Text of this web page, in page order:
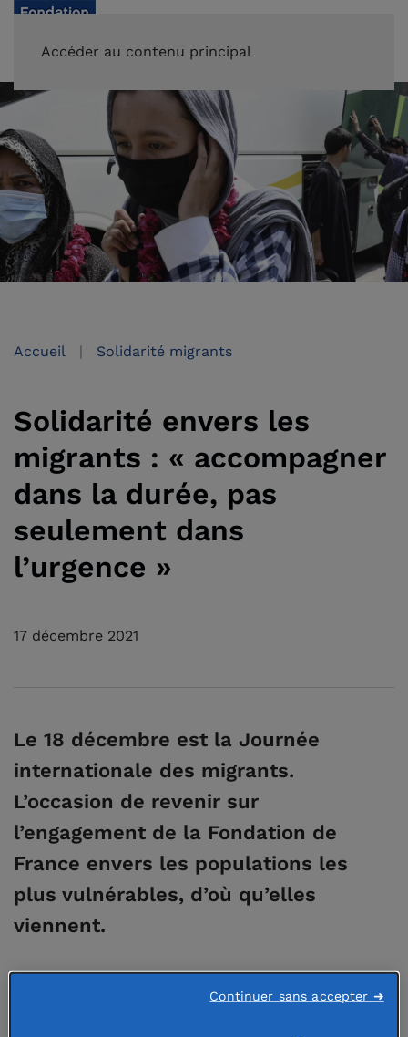
Accéder au contenu principal
Accueil Solidarité migrants
Solidarité envers les
migrants : « accompagner
dans la durée, pas
seulement dans
l’urgence »
17 décembre 2021
Le 18 décembre est la Journée
internationale des migrants.
L’occasion de revenir sur
l’engagement de la Fondation de
France envers les populations les
plus vulnérables, d’où qu’elles
viennent.
Continuer sans accepter ➜